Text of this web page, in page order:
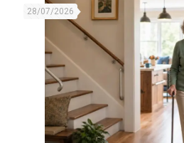
28/07/2026